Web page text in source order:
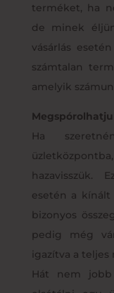
terméket, ha
de minek
vásárlás
számtalan
amelyik
Ha
hazavisszük.
esetén a kínált
bizonyos
pedig még
igazítva a teljes
Hát nem